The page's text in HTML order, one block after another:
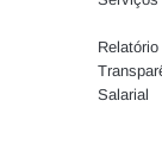
Relatório
Salarial